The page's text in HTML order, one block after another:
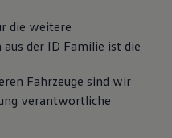
die weitere
der ID Familie ist die
Fahrzeuge sind wir
verantwortliche